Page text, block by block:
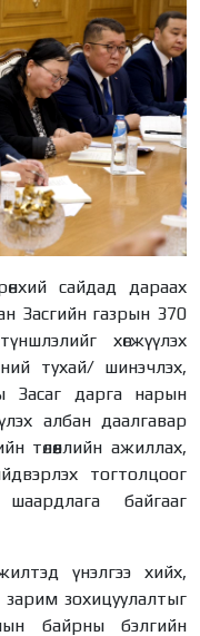
сайдад дараах
Засгийн газрын 370
хөгжүүлэх
тухай/ шинэчлэх,
Засаг дарга нарын
албан даалгавар
төлөөллийн ажиллах,
тогтолцоог
байгааг
үнэлгээ хийх,
зохицуулалтыг
байрны бэлгийн